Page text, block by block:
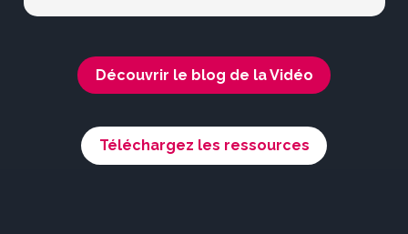
Découvrir le blog de la Vidéo
Téléchargez les ressources